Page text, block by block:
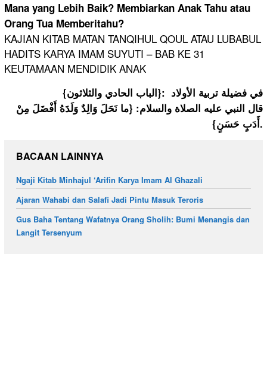
Mana yang Lebih Baik? Membiarkan Anak Tahu atau
Orang Tua Memberitahu?
KAJIAN KITAB MATAN TANQIHUL QOUL ATAU LUBABUL
HADITS KARYA IMAM SUYUTI – BAB KE 31
KEUTAMAAN MENDIDIK ANAK
{الباب الحادي والثلاثون}: في فضيلة تربية الأولاد
قال النبي عليه الصلاة والسلام: {ما نَحَلَ وَالِدٌ وَلَدَهُ أَفْضَلَ مِنْ
أَدَبٍ حَسَنٍ}.
BACAAN LAINNYA
Ngaji Kitab Minhajul ‘Arifin Karya Imam Al Ghazali
Ajaran Wahabi dan Salafi Jadi Pintu Masuk Teroris
Gus Baha Tentang Wafatnya Orang Sholih: Bumi Menangis dan
Langit Tersenyum